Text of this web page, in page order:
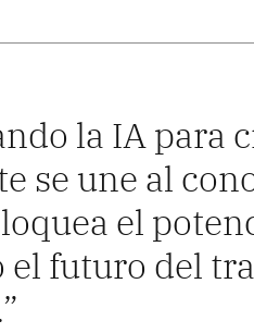
la IA para
se une al
el
el futuro del